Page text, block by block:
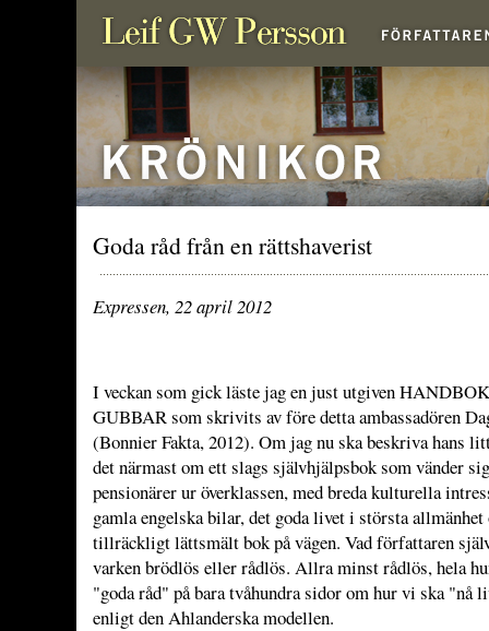
Goda råd från en rättshaverist
Expressen, 22 april 2012
I veckan som gick läste jag en just utgiven
GUBBAR som skrivits av före detta ambassadören
(Bonnier Fakta, 2012). Om jag nu ska beskriva hans
det närmast om ett slags självhjälpsbok som vänder
pensionärer ur överklassen, med breda kulturella
gamla engelska bilar, det goda livet i största allmänhet
tillräckligt lättsmält bok på vägen. Vad författaren
varken brödlös eller rådlös. Allra minst rådlös, hela
"goda råd" på bara tvåhundra sidor om hur vi ska "nå
enligt den Ahlanderska modellen.